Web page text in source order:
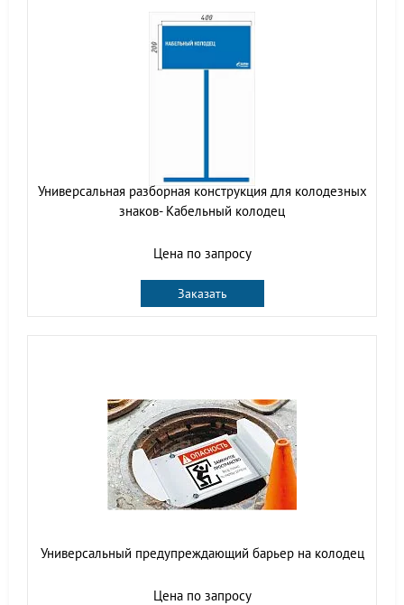
Универсальная разборная конструкция для колодезных
знаков- Кабельный колодец
Цена по запросу
Заказать
Универсальный предупреждающий барьер на колодец
Цена по запросу